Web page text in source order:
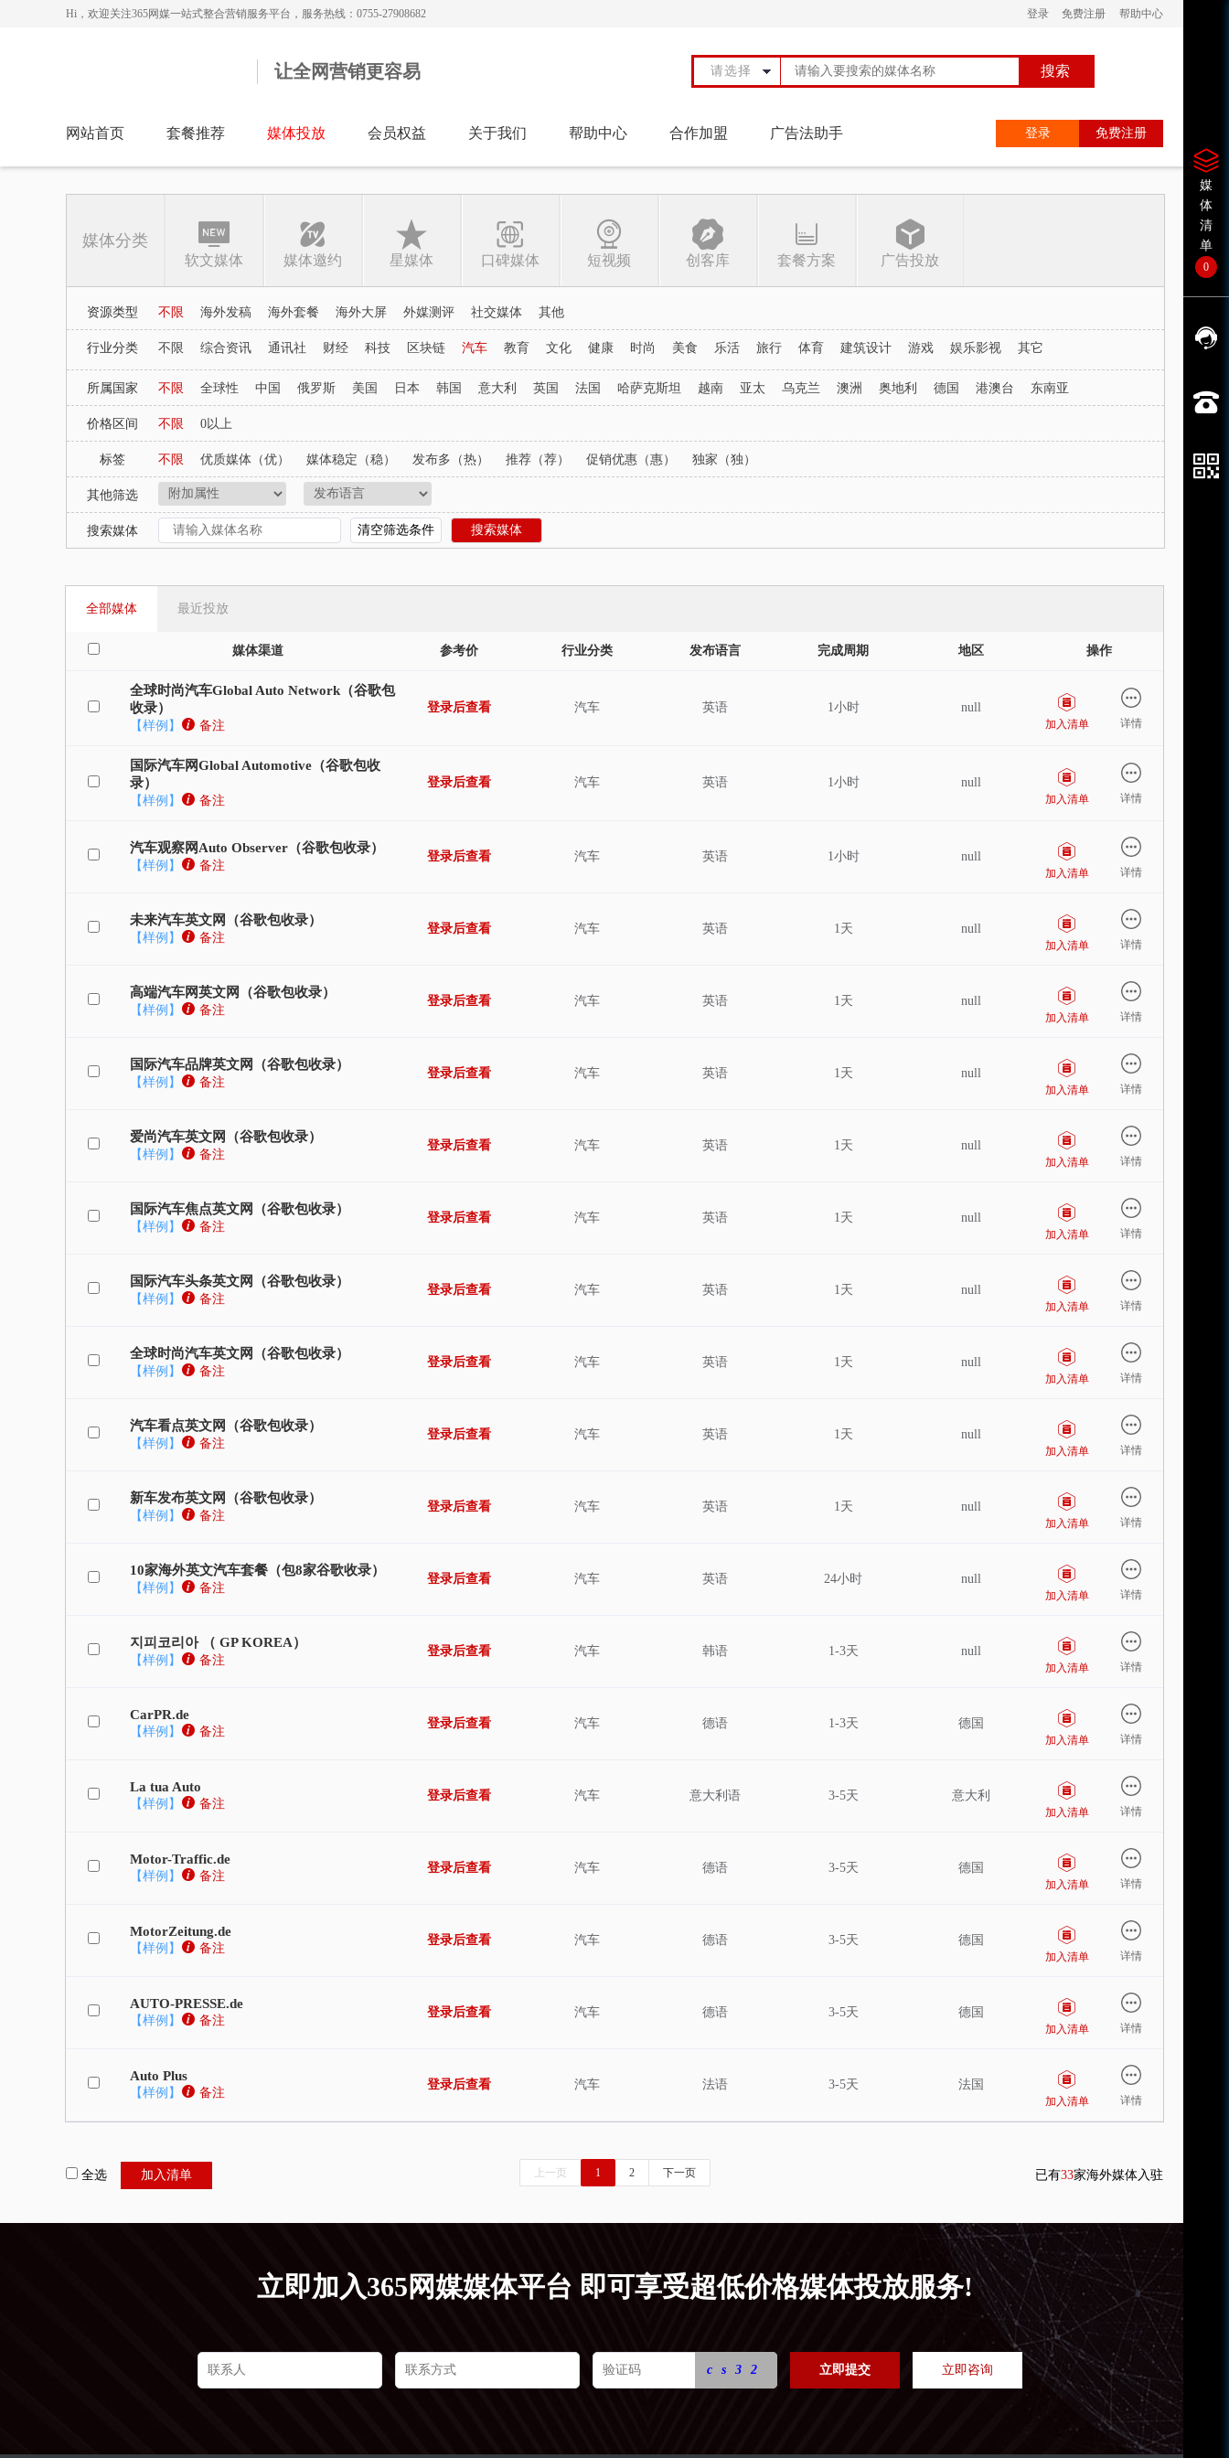
Hi，欢迎关注365网媒一站式整合营销服务平台，服务热线：0755-27908682 登录 免费注册 帮助中心
让全网营销更容易 请选择 搜索
网站首页 套餐推荐 媒体投放 会员权益 关于我们 帮助中心 合作加盟 广告法助手 登录 免费注册
媒体分类
软文媒体 媒体邀约 星媒体 口碑媒体 短视频 创客库 套餐方案 广告投放
资源类型 不限 海外发稿 海外套餐 海外大屏 外媒测评 社交媒体 其他
行业分类 不限 综合资讯 通讯社 财经 科技 区块链 汽车 教育 文化 健康 时尚 美食 乐活 旅行 体育 建筑设计 游戏 娱乐影视 其它
所属国家 不限 全球性 中国 俄罗斯 美国 日本 韩国 意大利 英国 法国 哈萨克斯坦 越南 亚太 乌克兰 澳洲 奥地利 德国 港澳台
东南亚
波兰
土耳其
以色列
尼日利亚 非洲 阿根廷 墨西哥 巴西 智利 拉丁美洲 秘鲁 葡萄牙 泰国 欧洲 新加坡 瑞士
价格区间 不限 0以上
标签 不限 优质媒体（优） 媒体稳定（稳） 发布多（热） 推荐（荐） 促销优惠（惠） 独家（独）
其他筛选
搜索媒体 清空筛选条件 搜索媒体
全部媒体 最近投放
媒体渠道 参考价 行业分类 发布语言 完成周期 地区 操作
全球时尚汽车Global Auto Network（谷歌包
收录）
【样例】 备注
登录后查看 汽车 英语 1小时 null
加入清单 详情
国际汽车网Global Automotive（谷歌包收
录）
【样例】 备注
登录后查看 汽车 英语 1小时 null
加入清单 详情
汽车观察网Auto Observer（谷歌包收录）
【样例】 备注
登录后查看 汽车 英语 1小时 null
加入清单 详情
未来汽车英文网（谷歌包收录）
【样例】 备注
登录后查看 汽车 英语 1天 null
加入清单 详情
高端汽车网英文网（谷歌包收录）
【样例】 备注
登录后查看 汽车 英语 1天 null
加入清单 详情
国际汽车品牌英文网（谷歌包收录）
【样例】 备注
登录后查看 汽车 英语 1天 null
加入清单 详情
爱尚汽车英文网（谷歌包收录）
【样例】 备注
登录后查看 汽车 英语 1天 null
加入清单 详情
国际汽车焦点英文网（谷歌包收录）
【样例】 备注
登录后查看 汽车 英语 1天 null
加入清单 详情
国际汽车头条英文网（谷歌包收录）
【样例】 备注
登录后查看 汽车 英语 1天 null
加入清单 详情
全球时尚汽车英文网（谷歌包收录）
【样例】 备注
登录后查看 汽车 英语 1天 null
加入清单 详情
汽车看点英文网（谷歌包收录）
【样例】 备注
登录后查看 汽车 英语 1天 null
加入清单 详情
新车发布英文网（谷歌包收录）
【样例】 备注
登录后查看 汽车 英语 1天 null
加入清单 详情
10家海外英文汽车套餐（包8家谷歌收录）
【样例】 备注
登录后查看 汽车 英语 24小时 null
加入清单 详情
지피코리아 （ GP KOREA）
【样例】 备注
登录后查看 汽车 韩语 1-3天 null
加入清单 详情
CarPR.de
【样例】 备注
登录后查看 汽车 德语 1-3天 德国
加入清单 详情
La tua Auto
【样例】 备注
登录后查看 汽车 意大利语 3-5天 意大利
加入清单 详情
Motor-Traffic.de
【样例】 备注
登录后查看 汽车 德语 3-5天 德国
加入清单 详情
MotorZeitung.de
【样例】 备注
登录后查看 汽车 德语 3-5天 德国
加入清单 详情
AUTO-PRESSE.de
【样例】 备注
登录后查看 汽车 德语 3-5天 德国
加入清单 详情
Auto Plus
【样例】 备注
登录后查看 汽车 法语 3-5天 法国
加入清单 详情
全选 加入清单 上一页 1 2 下一页 已有33家海外媒体入驻
立即加入365网媒媒体平台 即可享受超低价格媒体投放服务!
cs32 立即提交 立即咨询
媒
体
清
单
0